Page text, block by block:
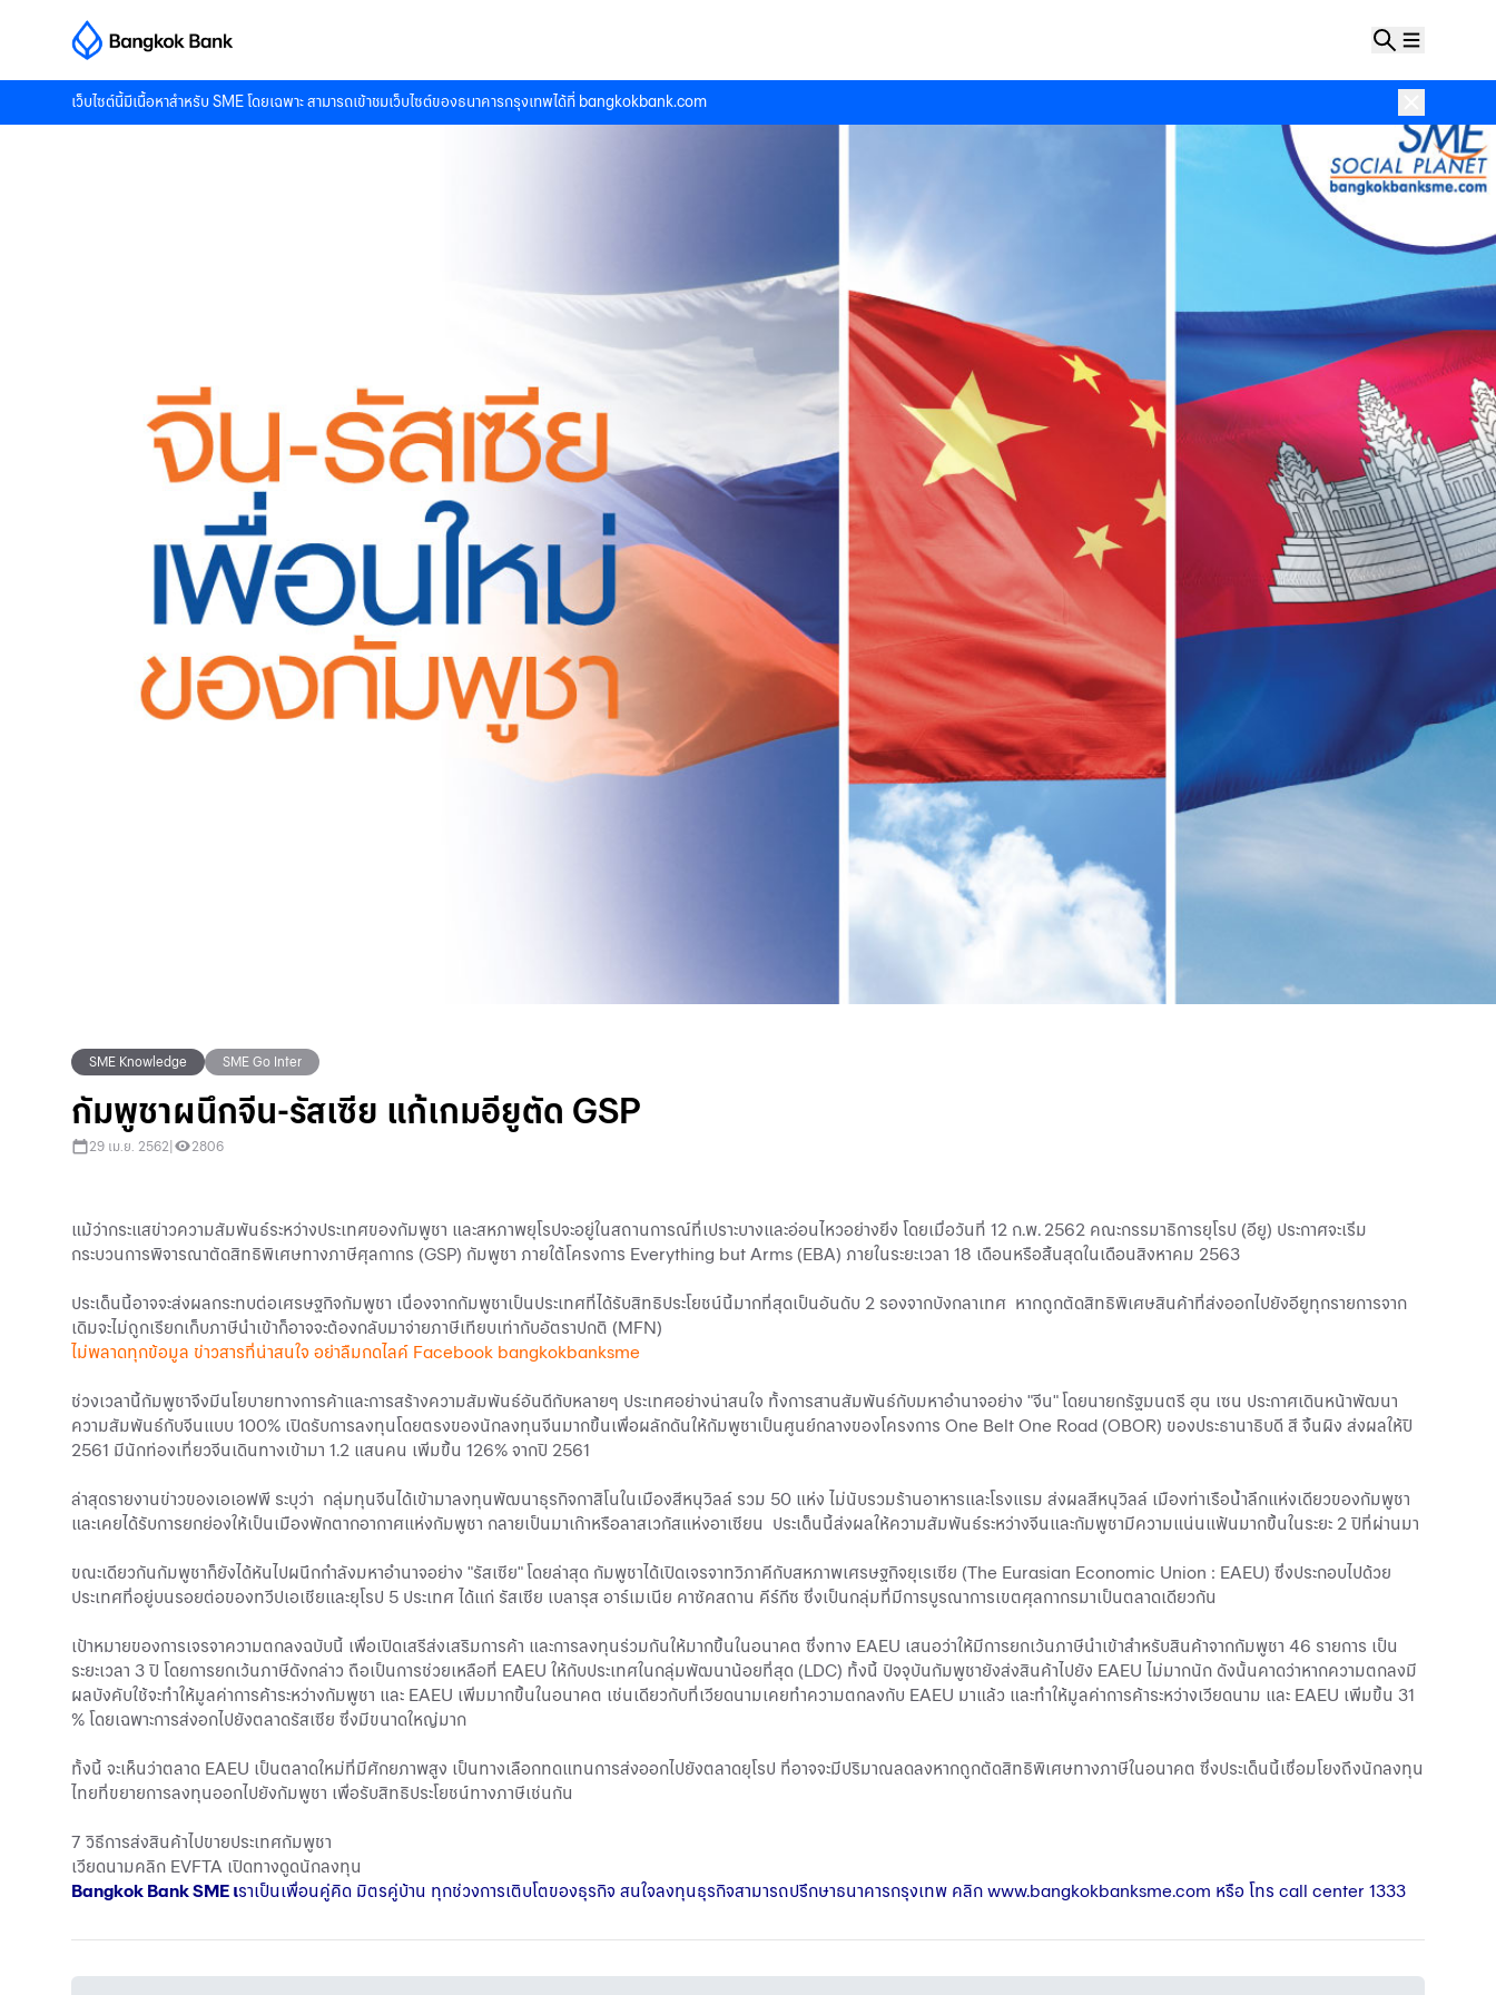
เว็บไซต์นี้มีเนื้อหาสำหรับ SME โดยเฉพาะ สามารถเข้าชมเว็บไซต์ของธนาคารกรุงเทพได้ที่ bangkokbank.com
SME Knowledge SME Go Inter
กัมพูชาผนึกจีน-รัสเซีย แก้เกมอียูตัด GSP
29 เม.ย. 2562 2806
แม้ว่ากระแสข่าวความสัมพันธ์ระหว่างประเทศของกัมพูชา และสหภาพยุโรปจะอยู่ในสถานการณ์ที่เปราะบางและอ่อนไหวอย่างยิ่ง โดยเมื่อวันที่ 12 ก.พ. 2562 คณะกรรมาธิการยุโรป (อียู) ประกาศจะเริ่ม
กระบวนการพิจารณาตัดสิทธิพิเศษทางภาษีศุลกากร (GSP) กัมพูชา ภายใต้โครงการ Everything but Arms (EBA) ภายในระยะเวลา 18 เดือนหรือสิ้นสุดในเดือนสิงหาคม 2563
ประเด็นนี้อาจจะส่งผลกระทบต่อเศรษฐกิจกัมพูชา เนื่องจากกัมพูชาเป็นประเทศที่ได้รับสิทธิประโยชน์นี้มากที่สุดเป็นอันดับ 2 รองจากบังกลาเทศ หากถูกตัดสิทธิพิเศษสินค้าที่ส่งออกไปยังอียูทุกรายการจาก
เดิมจะไม่ถูกเรียกเก็บภาษีนำเข้าก็อาจจะต้องกลับมาจ่ายภาษีเทียบเท่ากับอัตราปกติ (MFN)
ไม่พลาดทุกข้อมูล ข่าวสารที่น่าสนใจ อย่าลืมกดไลค์ Facebook bangkokbanksme
ช่วงเวลานี้กัมพูชาจึงมีนโยบายทางการค้าและการสร้างความสัมพันธ์อันดีกับหลายๆ ประเทศอย่างน่าสนใจ ทั้งการสานสัมพันธ์กับมหาอำนาจอย่าง "จีน" โดยนายกรัฐมนตรี ฮุน เซน ประกาศเดินหน้าพัฒนา
ความสัมพันธ์กับจีนแบบ 100% เปิดรับการลงทุนโดยตรงของนักลงทุนจีนมากขึ้นเพื่อผลักดันให้กัมพูชาเป็นศูนย์กลางของโครงการ One Belt One Road (OBOR) ของประธานาธิบดี สี จิ้นผิง ส่งผลให้ปี
2561 มีนักท่องเที่ยวจีนเดินทางเข้ามา 1.2 แสนคน เพิ่มขึ้น 126% จากปี 2561
ล่าสุดรายงานข่าวของเอเอฟพี ระบุว่า กลุ่มทุนจีนได้เข้ามาลงทุนพัฒนาธุรกิจกาสิโนในเมืองสีหนุวิลล์ รวม 50 แห่ง ไม่นับรวมร้านอาหารและโรงแรม ส่งผลสีหนุวิลล์ เมืองท่าเรือน้ำลึกแห่งเดียวของกัมพูชา
และเคยได้รับการยกย่องให้เป็นเมืองพักตากอากาศแห่งกัมพูชา กลายเป็นมาเก๊าหรือลาสเวกัสแห่งอาเซียน ประเด็นนี้ส่งผลให้ความสัมพันธ์ระหว่างจีนและกัมพูชามีความแน่นแฟ้นมากขึ้นในระยะ 2 ปีที่ผ่านมา
ขณะเดียวกันกัมพูชาก็ยังได้หันไปผนึกกำลังมหาอำนาจอย่าง "รัสเซีย" โดยล่าสุด กัมพูชาได้เปิดเจรจาทวิภาคีกับสหภาพเศรษฐกิจยุเรเซีย (The Eurasian Economic Union : EAEU) ซึ่งประกอบไปด้วย
ประเทศที่อยู่บนรอยต่อของทวีปเอเชียและยุโรป 5 ประเทศ ได้แก่ รัสเซีย เบลารุส อาร์เมเนีย คาซัคสถาน คีร์กีซ ซึ่งเป็นกลุ่มที่มีการบูรณาการเขตศุลกากรมาเป็นตลาดเดียวกัน
เป้าหมายของการเจรจาความตกลงฉบับนี้ เพื่อเปิดเสรีส่งเสริมการค้า และการลงทุนร่วมกันให้มากขึ้นในอนาคต ซึ่งทาง EAEU เสนอว่าให้มีการยกเว้นภาษีนำเข้าสำหรับสินค้าจากกัมพูชา 46 รายการ เป็น
ระยะเวลา 3 ปี โดยการยกเว้นภาษีดังกล่าว ถือเป็นการช่วยเหลือที่ EAEU ให้กับประเทศในกลุ่มพัฒนาน้อยที่สุด (LDC) ทั้งนี้ ปัจจุบันกัมพูชายังส่งสินค้าไปยัง EAEU ไม่มากนัก ดังนั้นคาดว่าหากความตกลงมี
ผลบังคับใช้จะทำให้มูลค่าการค้าระหว่างกัมพูชา และ EAEU เพิ่มมากขึ้นในอนาคต เช่นเดียวกับที่เวียดนามเคยทำความตกลงกับ EAEU มาแล้ว และทำให้มูลค่าการค้าระหว่างเวียดนาม และ EAEU เพิ่มขึ้น 31
% โดยเฉพาะการส่งอกไปยังตลาดรัสเซีย ซึ่งมีขนาดใหญ่มาก
ทั้งนี้ จะเห็นว่าตลาด EAEU เป็นตลาดใหม่ที่มีศักยภาพสูง เป็นทางเลือกทดแทนการส่งออกไปยังตลาดยุโรป ที่อาจจะมีปริมาณลดลงหากถูกตัดสิทธิพิเศษทางภาษีในอนาคต ซึ่งประเด็นนี้เชื่อมโยงถึงนักลงทุน
ไทยที่ขยายการลงทุนออกไปยังกัมพูชา เพื่อรับสิทธิประโยชน์ทางภาษีเช่นกัน
7 วิธีการส่งสินค้าไปขายประเทศกัมพูชา
เวียดนามคลิก EVFTA เปิดทางดูดนักลงทุน
Bangkok Bank SME เราเป็นเพื่อนคู่คิด มิตรคู่บ้าน ทุกช่วงการเติบโตของธุรกิจ สนใจลงทุนธุรกิจสามารถปรึกษาธนาคารกรุงเทพ คลิก www.bangkokbanksme.com หรือ โทร call center 1333